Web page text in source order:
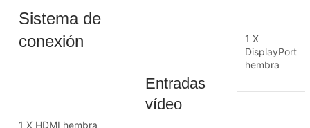
Sistema de
conexión
Entradas
vídeo
1 X
DisplayPort
hembra
1 X HDMI hembra